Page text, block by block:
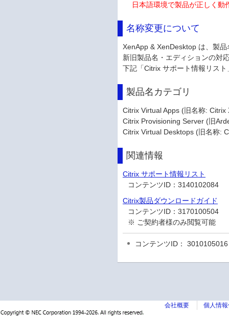
日本語環境で製品が正しく
名称変更について
XenApp & XenDesktop は、製
新旧製品名・エディションの対
下記「Citrix サポート情報リス
製品名カテゴリ
Citrix Virtual Apps (旧名称:
Citrix Provisioning Server (旧
Citrix Virtual Desktops (旧名称:
関連情報
Citrix サポート情報リスト
コンテンツID：3140102084
Citrix製品ダウンロードガイド
コンテンツID：3170100504
※ ご契約者様のみ閲覧可能
コンテンツID： 3010105016
会社概要 個人情